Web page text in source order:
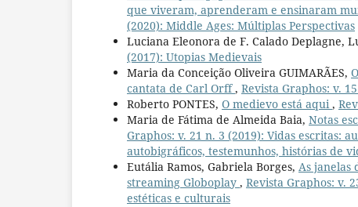
que viveram, aprenderam e ensinaram
(2020): Middle Ages: Múltiplas Perspectivas
Luciana Eleonora de F. Calado Deplagne,
(2017): Utopias Medievais
Maria da Conceição Oliveira GUIMARÃES,
cantata de Carl Orff, Revista Graphos: v.
Roberto PONTES, O medievo está aqui,
Maria de Fátima de Almeida Baia, Notas
Graphos: v. 21 n. 3 (2019): Vidas escritas:
autobigráficos, testemunhos, histórias de
Eutália Ramos, Gabriela Borges, As janelas
streaming Globoplay , Revista Graphos: v.
estéticas e culturais